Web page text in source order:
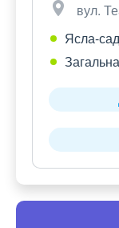
вул.
Ясла-